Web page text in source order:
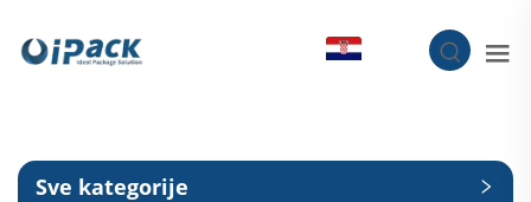
Sve kategorije